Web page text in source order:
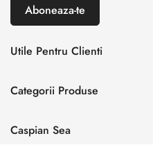
Aboneaza-te
Utile Pentru Clienti
Creaza cont
Autentificare cont
Categorii Produse
Incaltaminte Dama
Caspian Sea